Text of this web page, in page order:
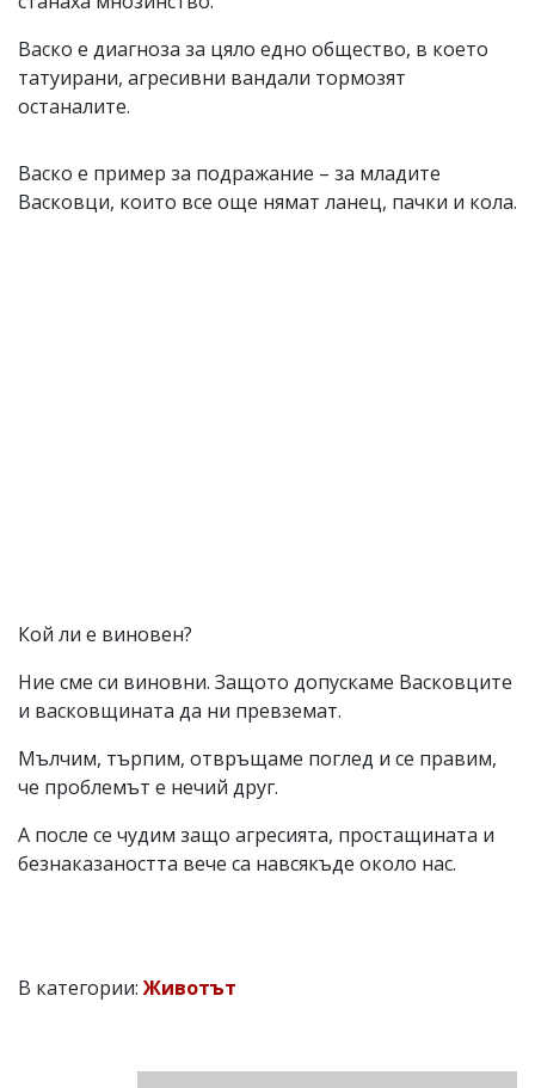
Васко е диагноза за цяло едно общество, в което
татуирани, агресивни вандали тормозят
останалите.
Васко е пример за подражание – за младите
Васковци, които все още нямат ланец, пачки и кола.
Кой ли е виновен?
Ние сме си виновни. Защото допускаме Васковците
и васковщината да ни превземат.
Мълчим, търпим, отвръщаме поглед и се правим,
че проблемът е нечий друг.
А после се чудим защо агресията, простащината и
безнаказаността вече са навсякъде около нас.
В категории:Животът